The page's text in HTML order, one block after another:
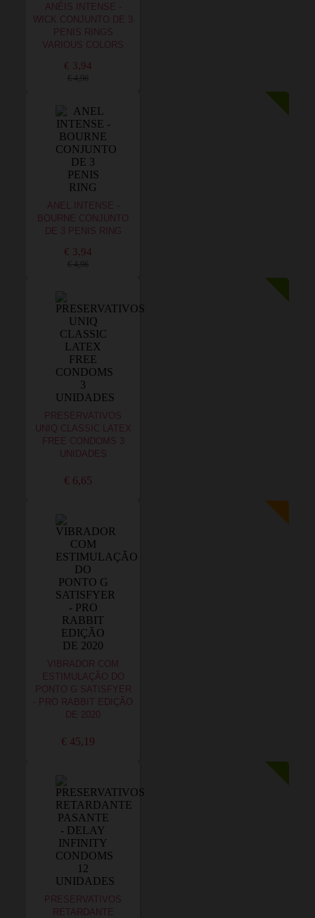
ANÉIS INTENSE -
WICK CONJUNTO DE 3
PENIS RINGS
VARIOUS COLORS
€ 3,94
€ 4,96
ANEL INTENSE -
BOURNE CONJUNTO
DE 3 PENIS RING
€ 3,94
€ 4,96
PRESERVATIVOS
UNIQ CLASSIC LATEX
FREE CONDOMS 3
UNIDADES
€ 6,65
VIBRADOR COM
ESTIMULAÇÃO DO
PONTO G SATISFYER
- PRO RABBIT EDIÇÃO
DE 2020
€ 45,19
PRESERVATIVOS
RETARDANTE